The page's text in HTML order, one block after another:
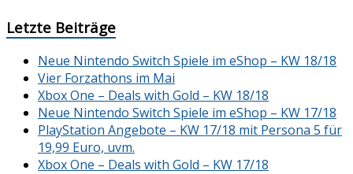
Letzte Beiträge
Neue Nintendo Switch Spiele im eShop – KW 18/18
Vier Forzathons im Mai
Xbox One – Deals with Gold – KW 18/18
Neue Nintendo Switch Spiele im eShop – KW 17/18
PlayStation Angebote – KW 17/18 mit Persona 5 für
19,99 Euro, uvm.
Xbox One – Deals with Gold – KW 17/18